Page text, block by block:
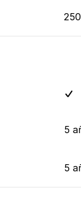
250
5
5